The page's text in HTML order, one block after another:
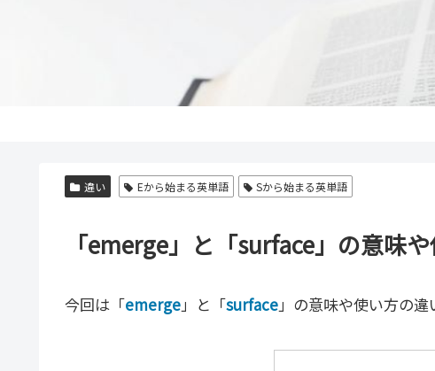
違い Eから始まる英単語 Sから始まる英単語
「emerge」と「surface」の意味
今回は「emerge」と「surface」の意味や使い方の違